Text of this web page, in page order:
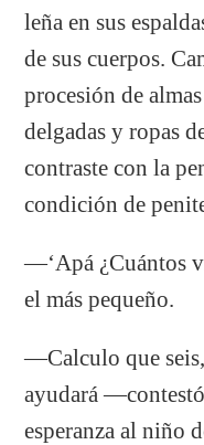
leña en sus
de sus cuerpos.
procesión de
delgadas y ropas
contraste con la
condición de
—‘Apá ¿Cuántos
el más pequeño.
—Calculo que seis,
ayudará
esperanza al niño